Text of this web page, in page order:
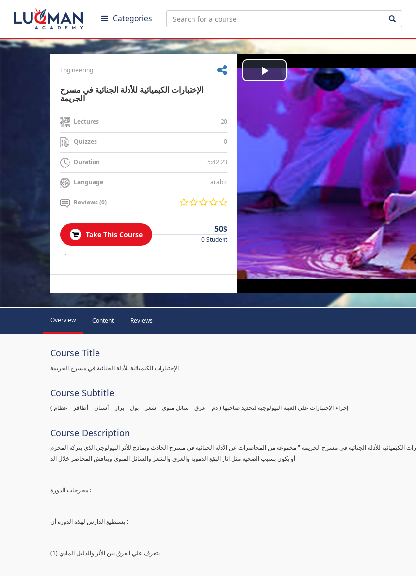
Categories
Engineering
الإختبارات الكيميائية للأدلة الجنائية في مسرح
الجريمة
Lectures 20
Quizzes 0
Duration 5:42:23
Language arabic
Reviews (0)
Take This Course
50$
0 Student
.
Play
Video
Overview Content Reviews
Course Title
الإختبارات الكيميائية للأدلة الجنائية في مسرح الجريمة
Course Subtitle
( إجراء الإختبارات علي العينة البيولوجية لتحديد صاحبها ( دم – عرق – سائل منوي – شعر – بول – براز – أسنان – أظافر – عظام
Course Description
الكيميائية للأدلة الجنائية في مسرح الجريمة " مجموعة من المحاضرات عن الأدلة الجنائية في مسرح الحادث ونماذج للأثر البيولوجي الذي يتركه المجرم
أو يكون بسبب الضحية مثل اثار البقع الدموية والعرق والشعر والسائل المنوي ويناقش المحاضر خلال الد
مخرجات الدورة :
يستطيع الدارس لهذه الدورة أن :
(1) يتعرف علي الفرق بين الأثر والدليل المادي